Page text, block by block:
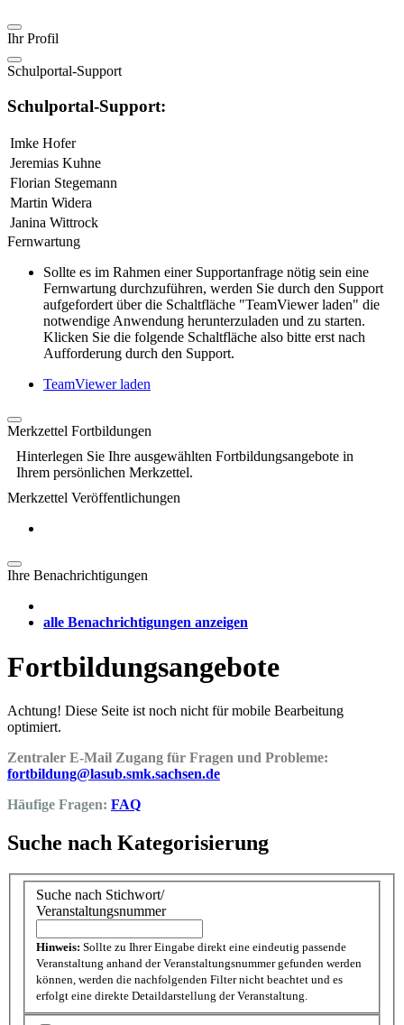
Ihr Profil
Schulportal-Support
Schulportal-Support:
Imke Hofer
Jeremias Kuhne
Florian Stegemann
Martin Widera
Janina Wittrock
Fernwartung
Sollte es im Rahmen einer Supportanfrage nötig sein eine
Fernwartung durchzuführen, werden Sie durch den Support
aufgefordert über die Schaltfläche "TeamViewer laden" die
notwendige Anwendung herunterzuladen und zu starten.
Klicken Sie die folgende Schaltfläche also bitte erst nach
Aufforderung durch den Support.
TeamViewer laden
Merkzettel Fortbildungen
Hinterlegen Sie Ihre ausgewählten Fortbildungsangebote in
Ihrem persönlichen Merkzettel.
Merkzettel Veröffentlichungen
Ihre Benachrichtigungen
alle Benachrichtigungen anzeigen
Fortbildungsangebote
Achtung! Diese Seite ist noch nicht für mobile Bearbeitung
optimiert.
Zentraler E-Mail Zugang für Fragen und Probleme:
fortbildung@lasub.smk.sachsen.de
Häufige Fragen: FAQ
Suche nach Kategorisierung
Suche nach Stichwort/
Veranstaltungsnummer
Hinweis: Sollte zu Ihrer Eingabe direkt eine eindeutig passende
Veranstaltung anhand der Veranstaltungsnummer gefunden werden
können, werden die nachfolgenden Filter nicht beachtet und es
erfolgt eine direkte Detaildarstellung der Veranstaltung.